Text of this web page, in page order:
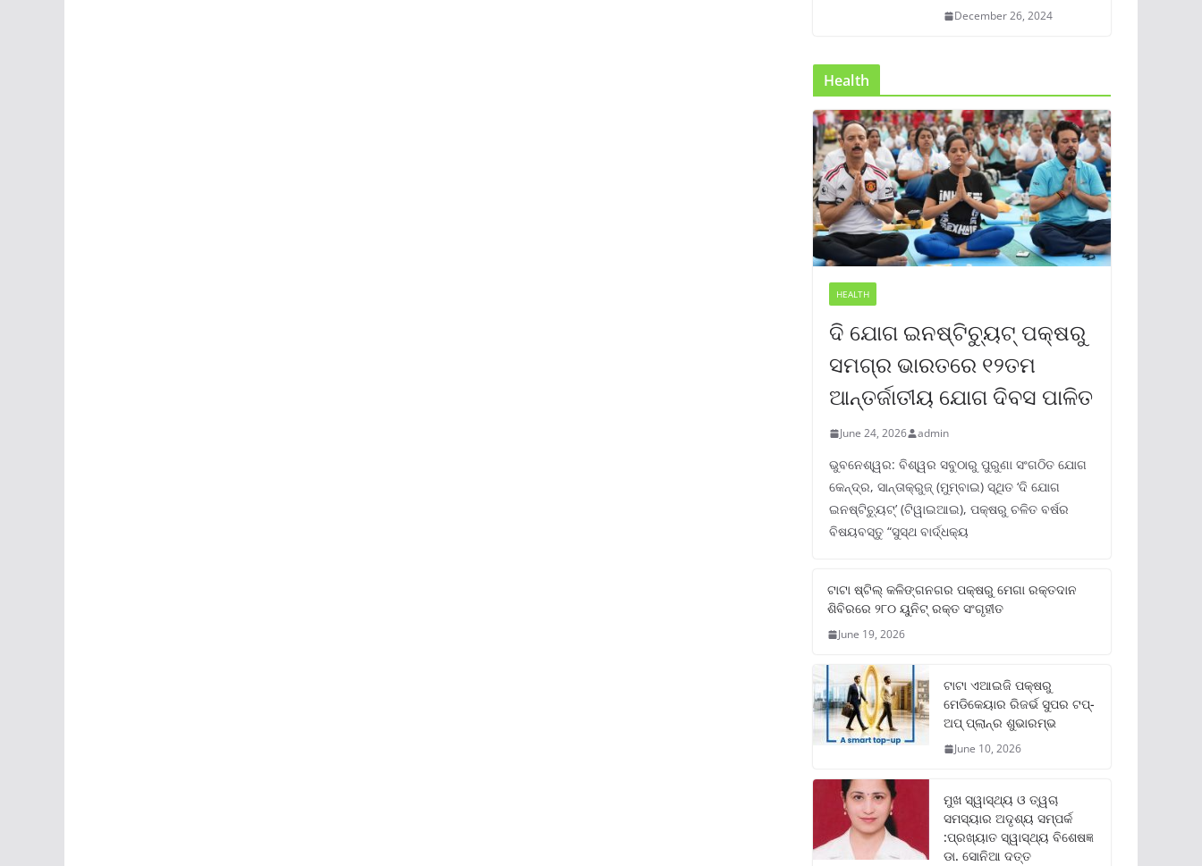
December 26, 2024
Health
HEALTH
ଦି ଯୋଗ ଇନଷ୍ଟିଚ୍ୟୁଟ୍ ପକ୍ଷରୁ
ସମଗ୍ର ଭାରତରେ ୧୨ତମ
ଆନ୍ତର୍ଜାତୀୟ ଯୋଗ ଦିବସ ପାଳିତ
June 24, 2026 admin
ଭୁବନେଶ୍ୱର: ବିଶ୍ୱର ସବୁଠାରୁ ପୁରୁଣା ସଂଗଠିତ ଯୋଗ
କେନ୍ଦ୍ର, ସାନ୍ତାକ୍ରୁଜ୍ (ମୁମ୍ବାଇ) ସ୍ଥିତ ‘ଦି ଯୋଗ
ଇନଷ୍ଟିଚ୍ୟୁଟ୍‌’ (ଟିୱାଇଆଇ), ପକ୍ଷରୁ ଚଳିତ ବର୍ଷର
ବିଷୟବସ୍ତୁ “ସୁସ୍ଥ ବାର୍ଦ୍ଧକ୍ୟ
ଟାଟା ଷ୍ଟିଲ୍‌ କଳିଙ୍ଗନଗର ପକ୍ଷରୁ ମେଗା ରକ୍ତଦାନ
ଶିବିରରେ ୨୮୦ ୟୁନିଟ୍‌ ରକ୍ତ ସଂଗୃହୀତ
June 19, 2026
ଟାଟା ଏଆଇଜି ପକ୍ଷରୁ
ମେଡିକେୟାର ରିଜର୍ଭ ସୁପର ଟପ୍‌-
ଅପ୍ ପ୍ଲାନ୍‌ର ଶୁଭାରମ୍ଭ
June 10, 2026
ମୁଖ ସ୍ୱାସ୍ଥ୍ୟ ଓ ତ୍ୱଚା
ସମସ୍ୟାର ଅଦୃଶ୍ୟ ସମ୍ପର୍କ
:ପ୍ରଖ୍ୟାତ ସ୍ୱାସ୍ଥ୍ୟ ବିଶେଷଜ୍ଞ
ଡା. ସୋନିଆ ଦତ୍ତ